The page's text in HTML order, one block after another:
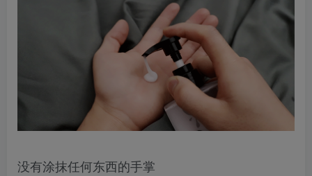
没有涂抹任何东西的手掌